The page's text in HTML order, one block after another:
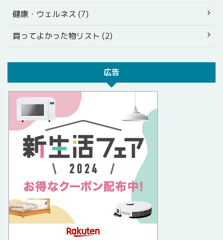
健康・ウェルネス (7)
買ってよかった物リスト (2)
広告